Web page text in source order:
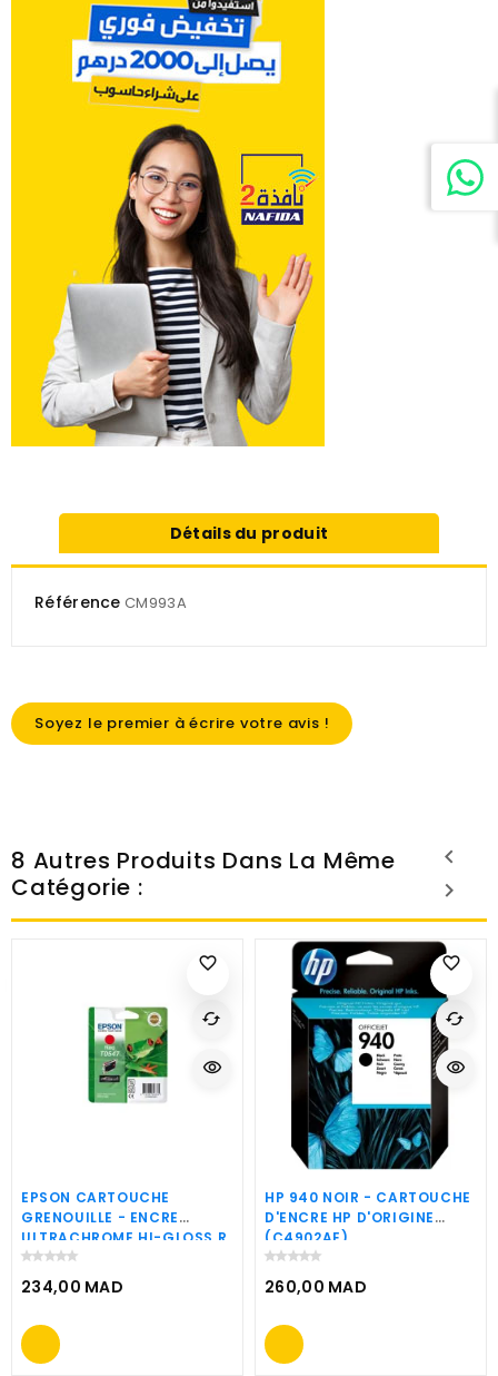
Détails du produit
Référence CM993A
Soyez le premier à écrire votre avis !
8 Autres Produits Dans La Même
Catégorie :
favorite_border
EPSON CARTOUCHE
GRENOUILLE - ENCRE
ULTRACHROME HI-GLOSS R
(C13T05474010)
234,00 MAD
Prix
cached
visibility
favorite_border
HP 940 NOIR - CARTOUCHE
D'ENCRE HP D'ORIGINE
(C4902AE)
260,00 MAD
Prix
cached
visibility